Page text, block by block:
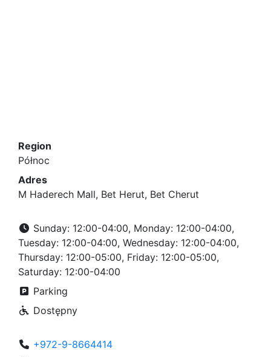
Region
Północ
Adres
M Haderech Mall, Bet Herut, Bet Cherut
Sunday: 12:00-04:00, Monday: 12:00-04:00,
Tuesday: 12:00-04:00, Wednesday: 12:00-04:00,
Thursday: 12:00-05:00, Friday: 12:00-05:00,
Saturday: 12:00-04:00
Parking
Dostępny
+972-9-8664414